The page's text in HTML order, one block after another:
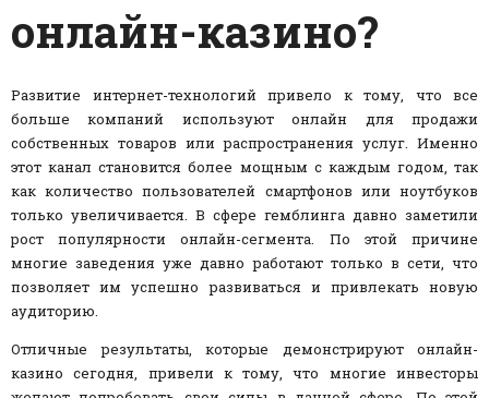
онлайн-казино?
Развитие интернет-технологий привело к тому, что все
больше компаний используют онлайн для продажи
собственных товаров или распространения услуг. Именно
этот канал становится более мощным с каждым годом, так
как количество пользователей смартфонов или ноутбуков
только увеличивается. В сфере гемблинга давно заметили
рост популярности онлайн-сегмента. По этой причине
многие заведения уже давно работают только в сети, что
позволяет им успешно развиваться и привлекать новую
аудиторию.
Отличные результаты, которые демонстрируют онлайн-
казино сегодня, привели к тому, что многие инвесторы